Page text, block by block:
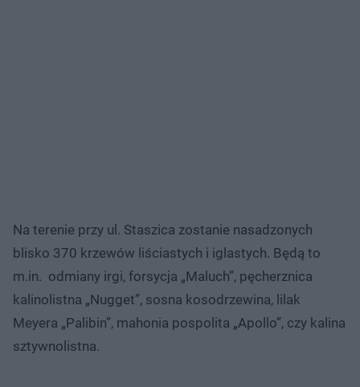
Na terenie przy ul. Staszica zostanie nasadzonych
blisko 370 krzewów liściastych i iglastych. Będą to
m.in. odmiany irgi, forsycja „Maluch”, pęcherznica
kalinolistna „Nugget”, sosna kosodrzewina, lilak
Meyera „Palibin”, mahonia pospolita „Apollo”, czy kalina
sztywnolistna.